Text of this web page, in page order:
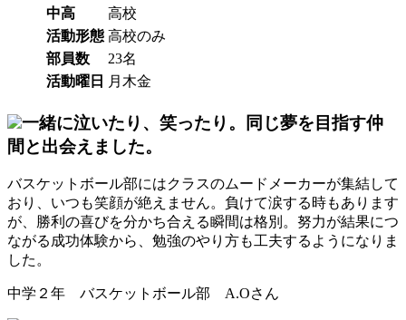
中高
高校
活動形態 高校のみ
部員数
23名
活動曜日
月木金
一緒に泣いたり、笑ったり。同じ夢を目指す仲
間と出会えました。
バスケットボール部にはクラスのムードメーカーが集結して
おり、いつも笑顔が絶えません。負けて涙する時もあります
が、勝利の喜びを分かち合える瞬間は格別。努力が結果につ
ながる成功体験から、勉強のやり方も工夫するようになりま
した。
中学２年 バスケットボール部 A.Oさん